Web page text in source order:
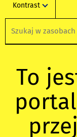
Kontrast
To